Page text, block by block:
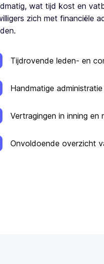
wat tijd kost en
zich met financiële
Tijdrovende leden- en
Handmatige
Vertragingen in inning en
Onvoldoende overzicht